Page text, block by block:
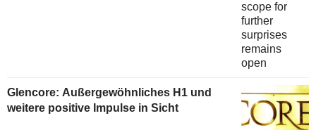
Glencore: Außergewöhnliches H1 und
weitere positive Impulse in Sicht